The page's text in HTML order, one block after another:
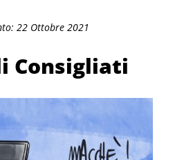
22 Ottobre 2021
Consigliati